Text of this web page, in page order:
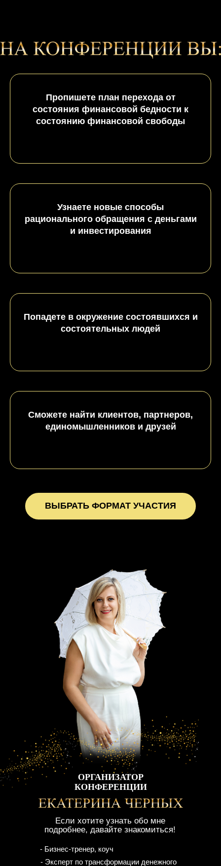
Пропишете план перехода от
состояния финансовой бедности к
состоянию финансовой свободы
Узнаете новые способы
рационального обращения с деньгами
и инвестирования
Попадете в окружение состоявшихся и
состоятельных людей
Сможете найти клиентов, партнеров,
единомышленников и друзей
ВЫБРАТЬ ФОРМАТ УЧАСТИЯ
- Бизнес-тренер, коуч
Если хотите узнать обо мне
подробнее, давайте знакомиться!
- Эксперт по трансформации денежного
ОРГАНИЗАТОР
КОНФЕРЕНЦИИ